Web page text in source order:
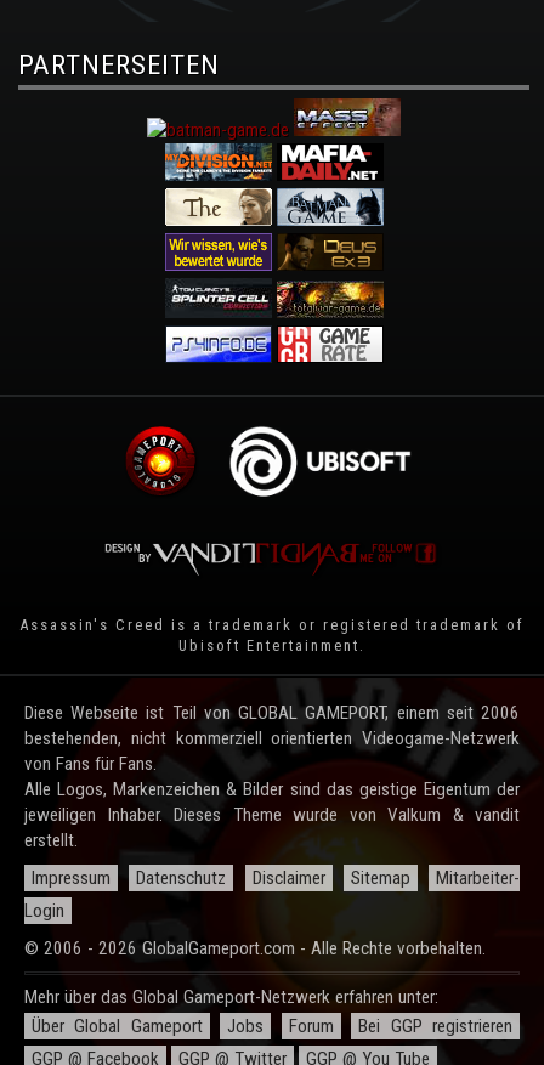
PARTNERSEITEN
Assassin's Creed is a trademark or registered trademark of
Ubisoft Entertainment .
Diese Webseite ist Teil von GLOBAL GAMEPORT, einem seit 2006
bestehenden, nicht kommerziell orientierten Videogame-Netzwerk
von Fans für Fans.
Alle Logos, Markenzeichen & Bilder sind das geistige Eigentum der
jeweiligen Inhaber. Dieses Theme wurde von Valkum & vandit
erstellt.
Impressum
Datenschutz Disclaimer Sitemap
Mitarbeiter-
Login
© 2006 - 2026 GlobalGameport.com - Alle Rechte vorbehalten.
Mehr über das Global Gameport-Netzwerk erfahren unter:
Über Global Gameport
Jobs Forum
Bei GGP registrieren
GGP @ Facebook
GGP @ Twitter GGP @ You Tube